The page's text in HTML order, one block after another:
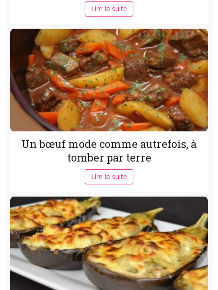
Lire la suite
Un bœuf mode comme autrefois, à
tomber par terre
Lire la suite